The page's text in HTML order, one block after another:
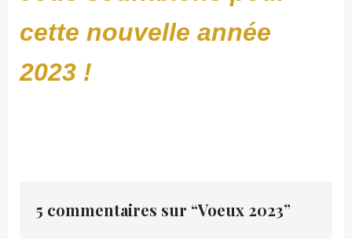
cette nouvelle année
2023 !
5 commentaires sur “Voeux 2023”